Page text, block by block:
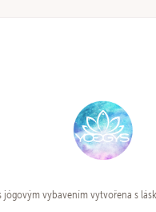
jógovým vybavením vytvořena s